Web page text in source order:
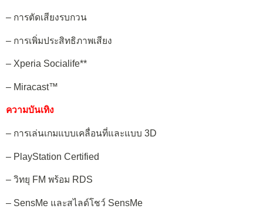
– การตัดเสียงรบกวน
– การเพิ่มประสิทธิภาพเสียง
– Xperia Socialife**
– Miracast™
ความบันเทิง
– การเล่นเกมแบบเคลื่อนที่และแบบ 3D
– PlayStation Certified
– วิทยุ FM พร้อม RDS
– SensMe และสไลด์โชว์ SensMe